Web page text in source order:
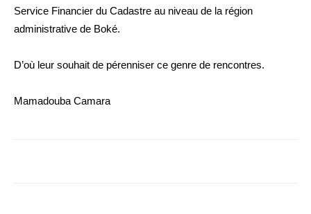
Service Financier du Cadastre au niveau de la région
administrative de Boké.
D’où leur souhait de pérenniser ce genre de rencontres.
Mamadouba Camara